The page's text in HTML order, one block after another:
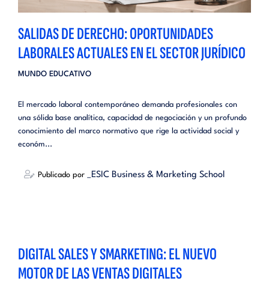
SALIDAS DE DERECHO: OPORTUNIDADES
LABORALES ACTUALES EN EL SECTOR JURÍDICO
MUNDO EDUCATIVO
El mercado laboral contemporáneo demanda profesionales con
una sólida base analítica, capacidad de negociación y un profundo
conocimiento del marco normativo que rige la actividad social y
económ...
Publicado por _ESIC Business & Marketing School
DIGITAL SALES Y SMARKETING: EL NUEVO
MOTOR DE LAS VENTAS DIGITALES